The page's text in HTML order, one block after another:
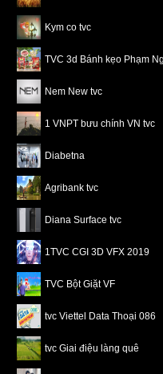
Kym co tvc
TVC 3d Bánh kẹo Phạm
Nem New tvc
1 VNPT bưu chính VN tvc
Diabetna
Agribank tvc
Diana Surface tvc
1TVC CGI 3D VFX 2019
TVC Bột Giặt VF
tvc Viettel Data Thoại 086
tvc Giai điệu làng quê